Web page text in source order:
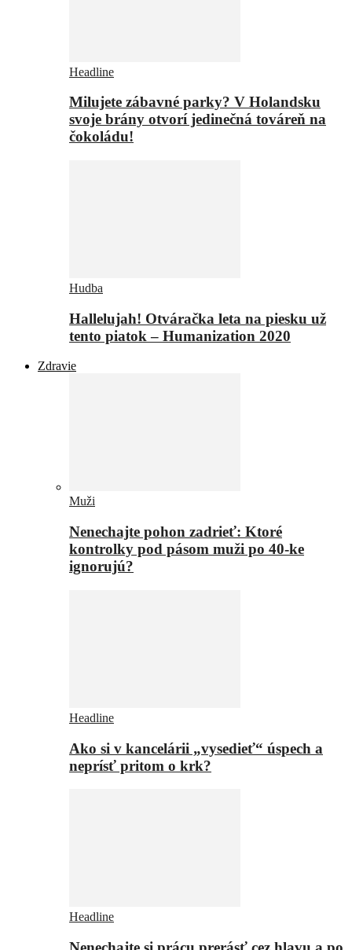
Headline
Milujete zábavné parky? V Holandsku
svoje brány otvorí jedinečná továreň na
čokoládu!
Hudba
Hallelujah! Otváračka leta na piesku už
tento piatok – Humanization 2020
Zdravie
Muži
Nenechajte pohon zadrieť: Ktoré
kontrolky pod pásom muži po 40-ke
ignorujú?
Headline
Ako si v kancelárii „vysedieť“ úspech a
neprísť pritom o krk?
Headline